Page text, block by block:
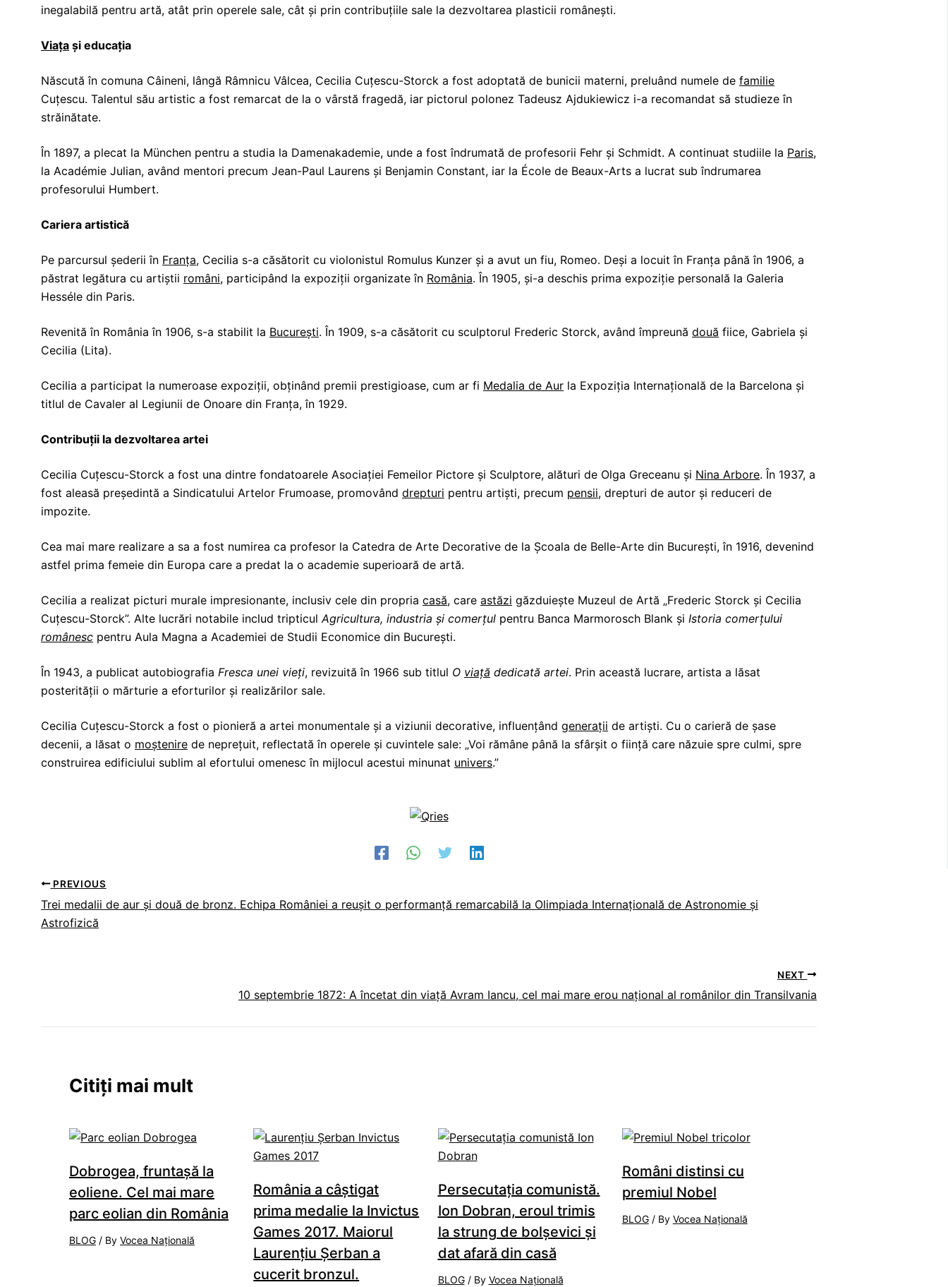
inegalabilă pentru artă, atât prin operele sale, cât și prin contribuțiile sale la dezvoltarea plasticii românești.
Viața și educația
Născută în comuna Câineni, lângă Râmnicu Vâlcea, Cecilia Cuțescu-Storck a fost adoptată de bunicii materni, preluând numele de familie
Cuțescu. Talentul său artistic a fost remarcat de la o vârstă fragedă, iar pictorul polonez Tadeusz Ajdukiewicz i-a recomandat să studieze în
străinătate.
În 1897, a plecat la München pentru a studia la Damenakademie, unde a fost îndrumată de profesorii Fehr și Schmidt. A continuat studiile la Paris,
la Académie Julian, având mentori precum Jean-Paul Laurens și Benjamin Constant, iar la École de Beaux-Arts a lucrat sub îndrumarea
profesorului Humbert.
Cariera artistică
Pe parcursul șederii în Franța, Cecilia s-a căsătorit cu violonistul Romulus Kunzer și a avut un fiu, Romeo. Deși a locuit în Franța până în 1906, a
păstrat legătura cu artiștii români, participând la expoziții organizate în România. În 1905, și-a deschis prima expoziție personală la Galeria
Hesséle din Paris.
Revenită în România în 1906, s-a stabilit la București. În 1909, s-a căsătorit cu sculptorul Frederic Storck, având împreună două fiice, Gabriela și
Cecilia (Lita).
Cecilia a participat la numeroase expoziții, obținând premii prestigioase, cum ar fi Medalia de Aur la Expoziția Internațională de la Barcelona și
titlul de Cavaler al Legiunii de Onoare din Franța, în 1929.
Contribuții la dezvoltarea artei
Cecilia Cuțescu-Storck a fost una dintre fondatoarele Asociației Femeilor Pictore și Sculptore, alături de Olga Greceanu și Nina Arbore. În 1937, a
fost aleasă președintă a Sindicatului Artelor Frumoase, promovând drepturi pentru artiști, precum pensii, drepturi de autor și reduceri de
impozite.
Cea mai mare realizare a sa a fost numirea ca profesor la Catedra de Arte Decorative de la Școala de Belle-Arte din București, în 1916, devenind
astfel prima femeie din Europa care a predat la o academie superioară de artă.
Cecilia a realizat picturi murale impresionante, inclusiv cele din propria casă, care astăzi găzduiește Muzeul de Artă „Frederic Storck și Cecilia
Cuțescu-Storck”. Alte lucrări notabile includ tripticulAgricultura, industria și comerțul pentru Banca Marmorosch Blank și Istoria comerțului
românesc pentru Aula Magna a Academiei de Studii Economice din București.
În 1943, a publicat autobiografia Fresca unei vieți, revizuită în 1966 sub titlul O viață dedicată artei. Prin această lucrare, artista a lăsat
posterității o mărturie a eforturilor și realizărilor sale.
Cecilia Cuțescu-Storck a fost o pionieră a artei monumentale și a viziunii decorative, influențând generații de artiști. Cu o carieră de șase
decenii, a lăsat o moștenire de neprețuit, reflectată în operele și cuvintele sale: „Voi rămâne până la sfârșit o ființă care năzuie spre culmi, spre
construirea edificiului sublim al efortului omenesc în mijlocul acestui minunat univers.”
PREVIOUS
Trei medalii de aur și două de bronz. Echipa României a reușit o performanță remarcabilă la Olimpiada Internațională de Astronomie și
Astrofizică
NEXT
10 septembrie 1872: A încetat din viață Avram Iancu, cel mai mare erou național al românilor din Transilvania
Citiți mai mult
Dobrogea, fruntaşă la
eoliene. Cel mai mare
parc eolian din România
BLOG / By Vocea Națională
România a câştigat
prima medalie la Invictus
Games 2017. Maiorul
Laurenţiu Şerban a
cucerit bronzul.
Persecutaţia comunistă.
Ion Dobran, eroul trimis
la strung de bolşevici şi
dat afară din casă
BLOG/ By Vocea Națională
Români distinsi cu
premiul Nobel
BLOG/ By Vocea Națională